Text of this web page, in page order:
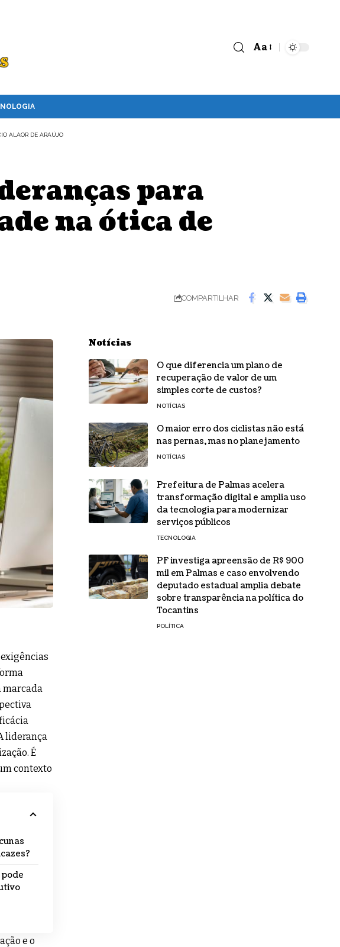
Aa
ALAOR DE ARAÚJO
para
na ótica de
COMPARTILHAR
marcada
liderança
É
contexto
e o
Notícias
O que diferencia um plano de
recuperação de valor de um
simples corte de custos?
NOTÍCIAS
O maior erro dos ciclistas não está
nas pernas, mas no planejamento
NOTÍCIAS
Prefeitura de Palmas acelera
transformação digital e amplia uso
da tecnologia para modernizar
serviços públicos
TECNOLOGIA
PF investiga apreensão de R$ 900
mil em Palmas e caso envolvendo
deputado estadual amplia debate
sobre transparência na política do
Tocantins
POLÍTICA